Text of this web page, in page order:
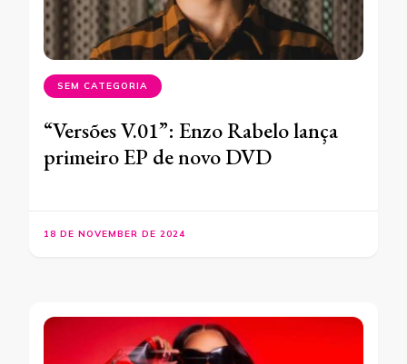
SEM CATEGORIA
“Versões V.01”: Enzo Rabelo lança
primeiro EP de novo DVD
18 DE NOVEMBER DE 2024